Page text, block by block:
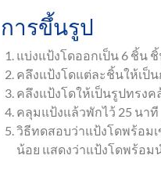
การขึ้นรูป
แบ่งแป้งโดออกเป็น 6 ชิ้น
คลึงแป้งโดแต่ละชิ้นให้เป็
คลึงแป้งโดให้เป็นรูปทรง
คลุมแป้งแล้วพักไว้ 25 นาที
วิธีทดสอบว่าแป้งโดพร้อม
น้อย แสดงว่าแป้งโดพร้อม